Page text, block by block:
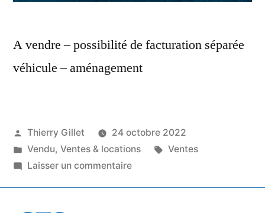
A vendre – possibilité de facturation séparée
véhicule – aménagement
Thierry Gillet
24 octobre 2022
Vendu, Ventes & locations
Ventes
Laisser un commentaire